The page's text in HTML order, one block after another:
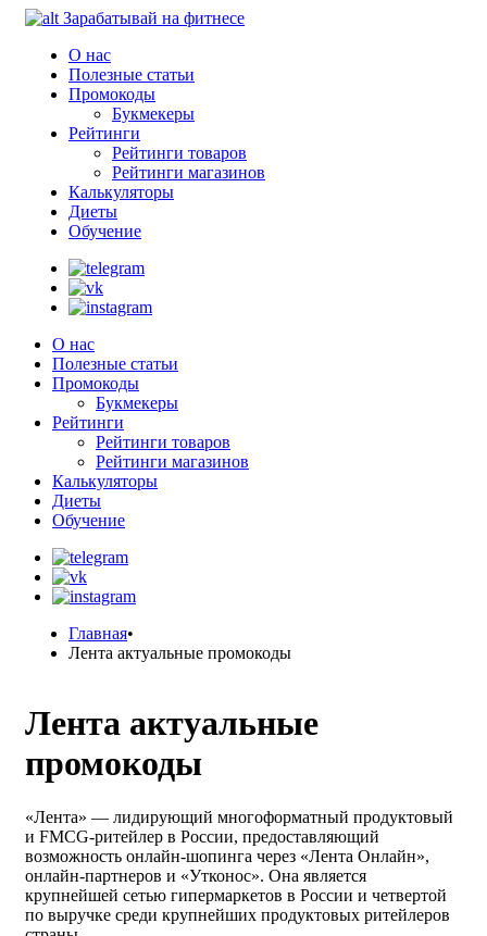
Зарабатывай на фитнесе
О нас
Полезные статьи
Промокоды
Букмекеры
Рейтинги
Рейтинги товаров
Рейтинги магазинов
Калькуляторы
Диеты
Обучение
О нас
Полезные статьи
Промокоды
Букмекеры
Рейтинги
Рейтинги товаров
Рейтинги магазинов
Калькуляторы
Диеты
Обучение
Главная•
Лента актуальные промокоды
Лента актуальные
промокоды
«Лента» — лидирующий многоформатный продуктовый
и FMCG-ритейлер в России, предоставляющий
возможность онлайн-шопинга через «Лента Онлайн»,
онлайн-партнеров и «Утконос». Она является
крупнейшей сетью гипермаркетов в России и четвертой
по выручке среди крупнейших продуктовых ритейлеров